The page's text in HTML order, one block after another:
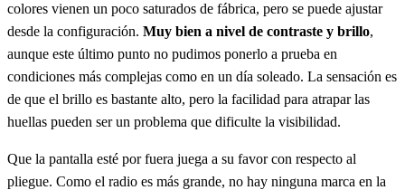
colores vienen un poco saturados de fábrica, pero se puede ajustar
desde la configuración. Muy bien a nivel de contraste y brillo,
aunque este último punto no pudimos ponerlo a prueba en
condiciones más complejas como en un día soleado. La sensación es
de que el brillo es bastante alto, pero la facilidad para atrapar las
huellas pueden ser un problema que dificulte la visibilidad.
Que la pantalla esté por fuera juega a su favor con respecto al
pliegue. Como el radio es más grande, no hay ninguna marca en la